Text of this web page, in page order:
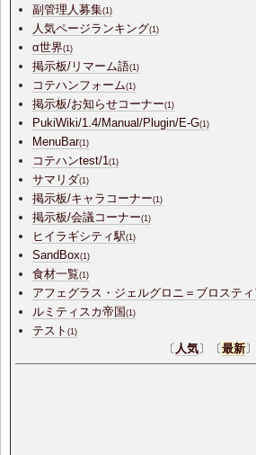
副管理人募集(1)
人気ページランキング(1)
α世界(1)
掲示板/リマーム語(1)
コテハンフォーム(1)
掲示板/お知らせコーナー(1)
PukiWiki/1.4/Manual/Plugin/E-G(1)
MenuBar(1)
コテハンtest/1(1)
サマリダ(1)
掲示板/キャラコーナー(1)
掲示板/会議コーナー(1)
ヒイラギシティ駅(1)
SandBox(1)
食材一覧(1)
アフェグラス・ジェルグロニ＝ブロステ
ルミティスカ帝国(1)
テスト(1)
〔 人気〕〔最新〕